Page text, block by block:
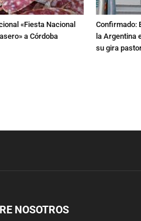
«Fiesta Nacional
a Córdoba
Confirmado:
la Argentina
su gira
NOSOTROS